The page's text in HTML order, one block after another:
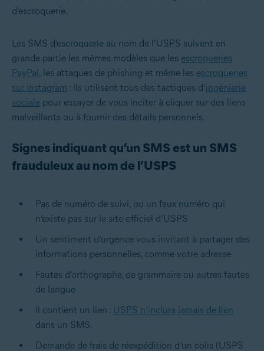
d’escroquerie.
Les SMS d’escroquerie au nom de l’USPS suivent en
grande partie les mêmes modèles que les escroqueries
PayPal , les attaques de phishing et même les escroqueries
sur Instagram : ils utilisent tous des tactiques d’ingénierie
sociale pour essayer de vous inciter à cliquer sur des liens
malveillants ou à fournir des détails personnels.
Signes indiquant qu’un SMS est un SMS
frauduleux au nom de l’USPS
Pas de numéro de suivi, ou un faux numéro qui
n’existe pas sur le site officiel d’USPS
Un sentiment d’urgence vous invitant à partager des
informations personnelles, comme votre adresse
Fautes d’orthographe, de grammaire ou autres fautes
de langue
Il contient un lien : USPS n’inclura jamais de lien
dans un SMS.
Demande de frais de réexpédition d’un colis (USPS